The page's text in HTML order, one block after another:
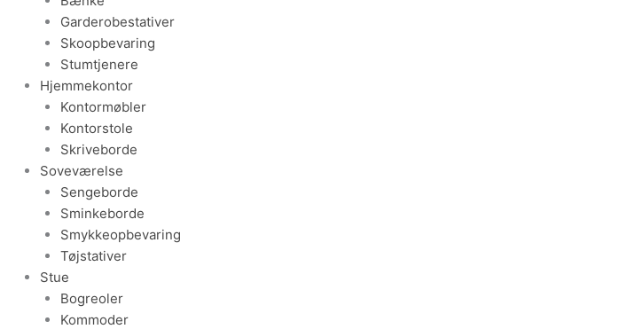
Garderobestativer
Skoopbevaring
Stumtjenere
Hjemmekontor
Kontormøbler
Kontorstole
Skriveborde
Soveværelse
Sengeborde
Sminkeborde
Smykkeopbevaring
Tøjstativer
Stue
Bogreoler
Kommoder